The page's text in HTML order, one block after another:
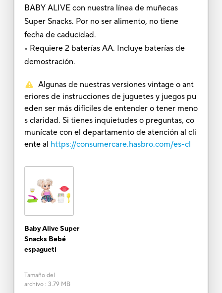
BABY ALIVE con nuestra línea de muñecas
Super Snacks. Por no ser alimento, no tiene
fecha de caducidad.
• Requiere 2 baterías AA. Incluye baterías de
demostración.
Algunas de nuestras versiones vintage o ant
eriores de instrucciones de juguetes y juegos pu
eden ser más difíciles de entender o tener meno
s claridad. Si tienes inquietudes o preguntas, co
munícate con el departamento de atención al cli
ente al https://consumercare.hasbro.com/es-cl
Baby Alive Super
Snacks Bebé
espagueti
Tamaño del
archivo: 3.79 MB